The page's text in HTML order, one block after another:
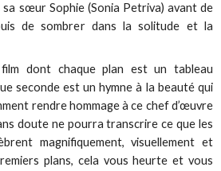
sa sœur Sophie (Sonia Petriva) avant de
de sombrer dans la solitude et la
film dont chaque plan est un tableau
seconde est un hymne à la beauté qui
rendre hommage à ce chef d’œuvre
doute ne pourra transcrire ce que les
magnifiquement, visuellement et
plans, cela vous heurte et vous